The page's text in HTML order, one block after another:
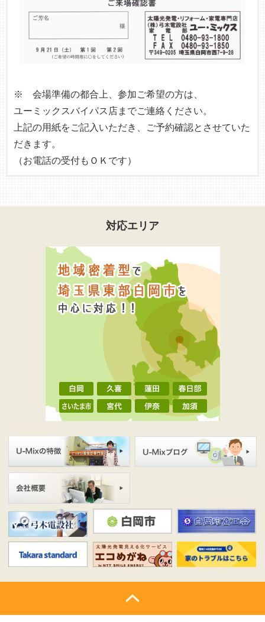
※ 会場準備の都合上、参加ご希望の方は、
ユーミックスバイパス店までご連絡ください。
上記の用紙をご記入いただき、ご予約確認とさせていた
だきます。
（お電話の受付もＯＫです）
対応エリア